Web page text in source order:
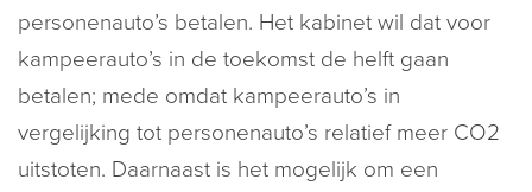
personenauto’s betalen. Het kabinet wil dat voor
kampeerauto’s in de toekomst de helft gaan
betalen; mede omdat kampeerauto’s in
vergelijking tot personenauto’s relatief meer CO2
uitstoten. Daarnaast is het mogelijk om een